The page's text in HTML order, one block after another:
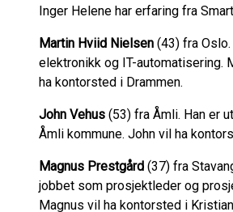
Inger Helene har erfaring fra
Martin Hviid Nielsen (43) fra
elektronikk og IT-automatisering.
ha kontorsted i Drammen.
John Vehus (53) fra Åmli. Han er
Åmli kommune. John vil ha
Magnus Prestgård (37) fra
jobbet som prosjektleder og
Magnus vil ha kontorsted i